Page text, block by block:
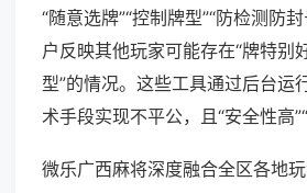
“随意选牌”“控制牌型”“防检测防
户反映其他玩家可能存在“牌特别
型”的情况。这些工具通过后台运
术手段实现不平公，且“安全性高”“
微乐广西麻将深度融合全区各地